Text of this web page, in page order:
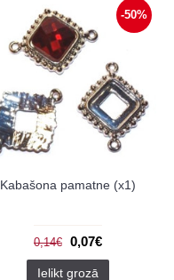
-50%
Kabašona pamatne (x1)
0,14€ 0,07€
Ielikt grozā